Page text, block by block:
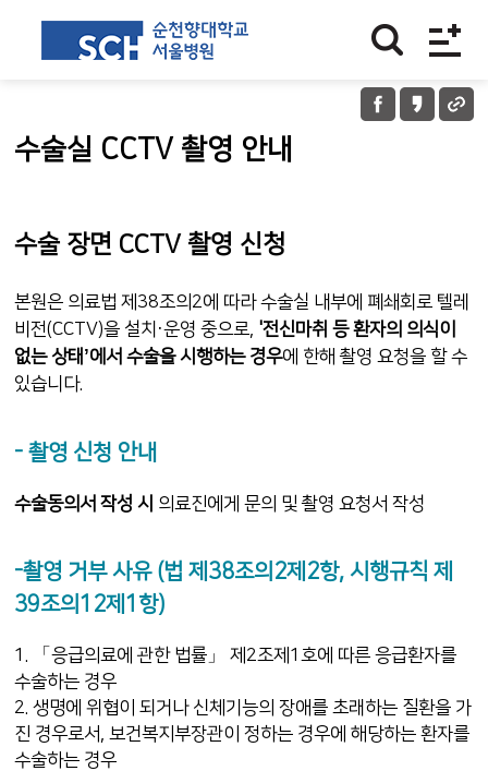
수술실 CCTV 촬영 안내
수술 장면 CCTV 촬영 신청
본원은 의료법 제38조의2에 따라 수술실 내부에 폐쇄회로 텔레
비전(CCTV)을 설치·운영 중으로, '전신마취 등 환자의 의식이
없는 상태’에서 수술을 시행하는 경우에 한해 촬영 요청을 할 수
있습니다.
- 촬영 신청 안내
수술동의서 작성 시 의료진에게 문의 및 촬영 요청서 작성
-촬영 거부 사유 (법 제38조의2제2항, 시행규칙 제
39조의12제1항)
1. 「응급의료에 관한 법률」 제2조제1호에 따른 응급환자를
수술하는 경우
2. 생명에 위협이 되거나 신체기능의 장애를 초래하는 질환을 가
진 경우로서, 보건복지부장관이 정하는 경우에 해당하는 환자를
수술하는 경우